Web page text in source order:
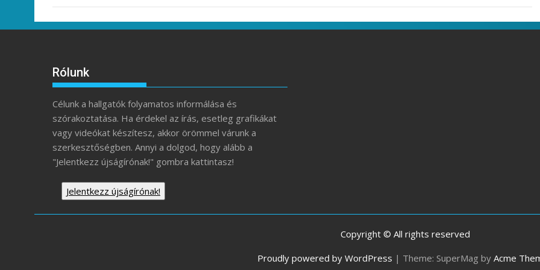
Rólunk
Célunk a hallgatók folyamatos informálása és
szórakoztatása. Ha érdekel az írás, esetleg grafikákat
vagy videókat készítesz, akkor örömmel várunk a
szerkesztőségben. Annyi a dolgod, hogy alább a
"Jelentkezz újságírónak!" gombra kattintasz!
Jelentkezz újságírónak!
Copyright © All rights reserved
Proudly powered by WordPress | Theme: SuperMag by Acme